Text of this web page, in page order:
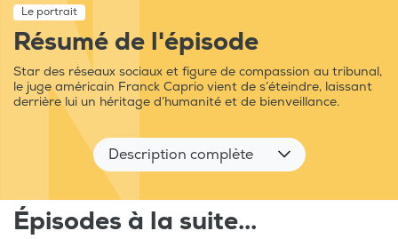
Le portrait
Résumé de l'épisode
Star des réseaux sociaux et figure de compassion au tribunal,
le juge américain Franck Caprio vient de s’éteindre, laissant
derrière lui un héritage d’humanité et de bienveillance.
Description complète
Épisodes à la suite...